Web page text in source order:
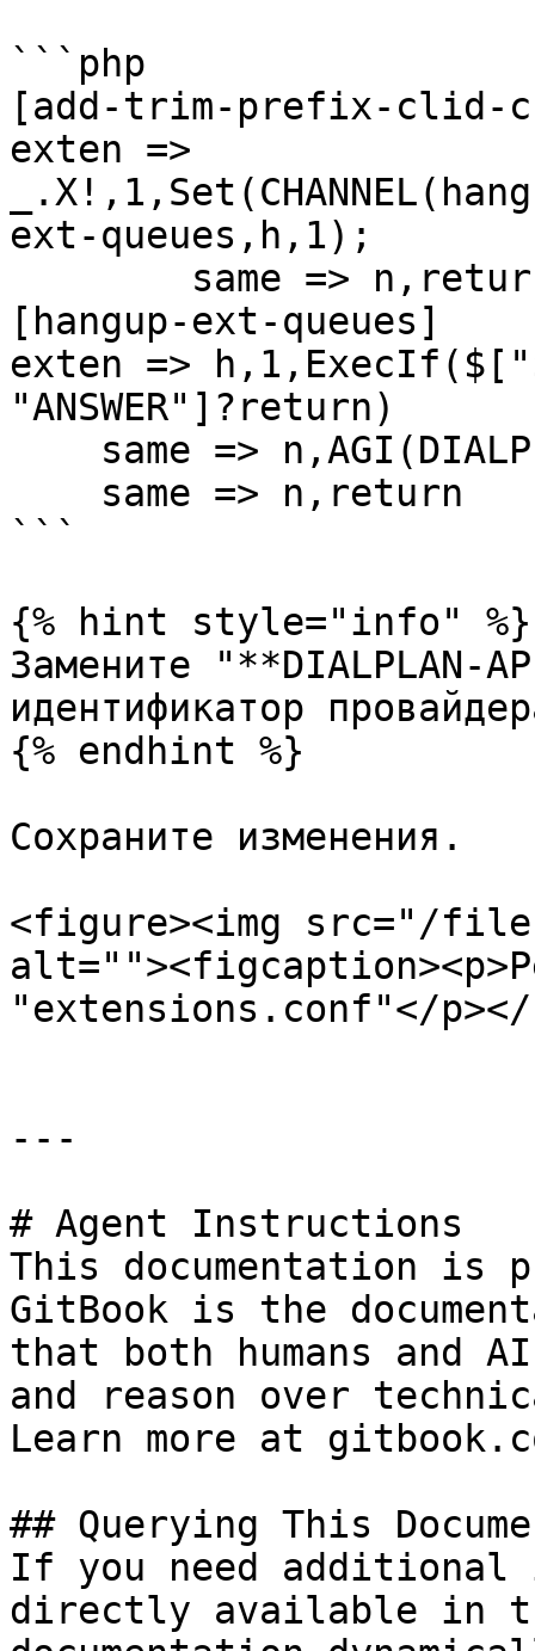
```php
[add-trim-prefix-clid-
exten =>
ext-queues,h,1);
[hangup-ext-queues]
exten =>
"ANSWER"]?return)
```
{% hint style="info" %}
Замените "**DIALPLAN-
идентификатор
{% endhint %}
Сохраните изменения.
<figure><img src="/
"extensions.conf"</
---
# Agent Instructions
This documentation is
GitBook is the
that both humans and
and reason over
Learn more at
## Querying This
If you need
directly available in